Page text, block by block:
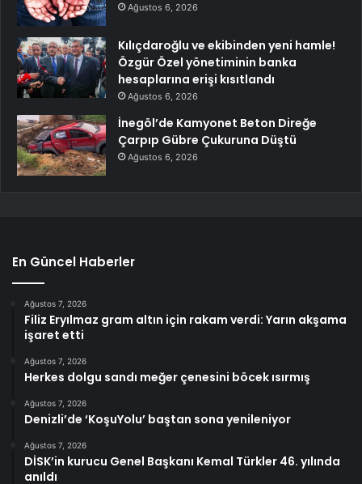
Ağustos 6, 2026
Kılıçdaroğlu ve ekibinden yeni hamle!
Özgür Özel yönetiminin banka
hesaplarına erişi kısıtlandı
Ağustos 6, 2026
İnegöl’de Kamyonet Beton Direğe
Çarpıp Gübre Çukuruna Düştü
Ağustos 6, 2026
En Güncel Haberler
Ağustos 7, 2026
Filiz Eryılmaz gram altın için rakam verdi: Yarın akşama
işaret etti
Ağustos 7, 2026
Herkes dolgu sandı meğer çenesini böcek ısırmış
Ağustos 7, 2026
Denizli’de ‘KoşuYolu’ baştan sona yenileniyor
Ağustos 7, 2026
DİSK’in kurucu Genel Başkanı Kemal Türkler 46. yılında
anıldı